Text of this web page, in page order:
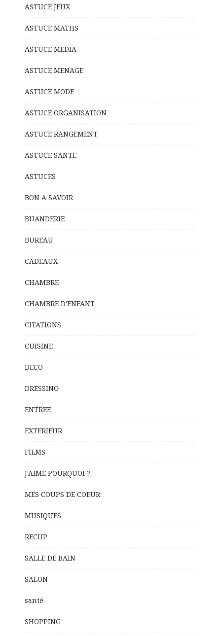
ASTUCE JEUX
ASTUCE MATHS
ASTUCE MEDIA
ASTUCE MENAGE
ASTUCE MODE
ASTUCE ORGANISATION
ASTUCE RANGEMENT
ASTUCE SANTE
ASTUCES
BON A SAVOIR
BUANDERIE
BUREAU
CADEAUX
CHAMBRE
CHAMBRE D'ENFANT
CITATIONS
CUISINE
DECO
DRESSING
ENTREE
EXTERIEUR
FILMS
J'AIME POURQUOI ?
MES COUPS DE COEUR
MUSIQUES
RECUP
SALLE DE BAIN
SALON
santé
SHOPPING